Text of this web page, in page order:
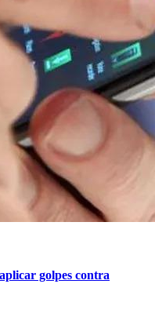
golpes contra